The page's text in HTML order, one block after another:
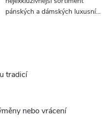
pánských a dámských luxusních
tradicí
nebo vrácení